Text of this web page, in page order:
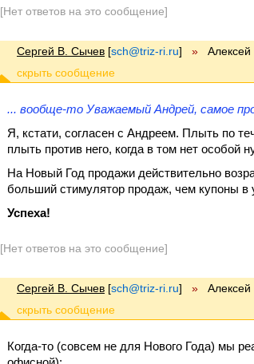
[Нет ответов на это сообщение]
Сергей В. Сычев [sch@triz-ri.ru] » Алексей
... вообще-то Уважаемый Андрей, самое
Я, кстати, согласен с Андреем. Плыть по
плыть против него, когда в том нет особой
На Новый Год продажи действительно
больший стимулятор продаж, чем купоны в
Успеха!
[Нет ответов на это сообщение]
Сергей В. Сычев [sch@triz-ri.ru] » Алексей
Когда-то (совсем не для Нового Года) мы